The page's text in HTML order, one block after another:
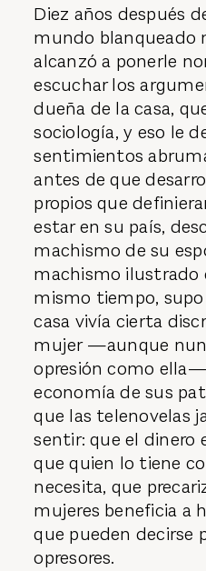
Diez años después
mundo blanqueado
alcanzó a ponerle
escuchar los
dueña de la casa,
sociología, y eso le
sentimientos
antes de que
propios que
estar en su país,
machismo de su
machismo ilustrado
mismo tiempo,
casa vivía cierta
mujer —aunque
opresión como
economía de sus
que las telenovelas
sentir: que el dinero
que quien lo tiene
necesita, que
mujeres beneficia a
que pueden decirse
opresores.